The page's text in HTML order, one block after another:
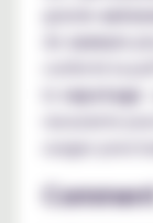
saveurs
vapotage
usages